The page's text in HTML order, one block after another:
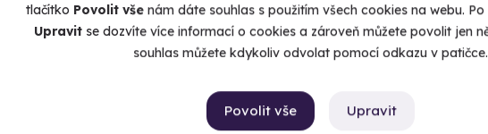
tlačítko Povolit vše nám dáte souhlas s použitím všech cookies na webu.
Upravitse dozvíte více informací o cookies a zároveň můžete povolit jen
souhlas můžete kdykoliv odvolat pomocí odkazu v patičce.
Upravit
Povolit vše
378
245